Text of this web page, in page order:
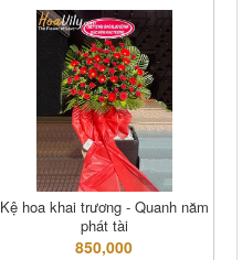
Kệ hoa khai trương - Quanh năm
phát tài
850,000